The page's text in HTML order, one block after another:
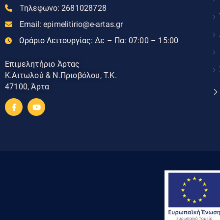
Τηλεφωνο: 2681028728
Email: epimelitirio@e-artas.gr
Ωράριο Λειτουργίας: Δε – Πα: 07:00 – 15:00
Επιμελητήριο Άρτας
Κ.Αιτωλού & Ν.Πριοβόλου, Τ.Κ.
47100, Άρτα